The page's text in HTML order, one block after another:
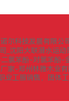
尔科技发展有限公
_沈阳大联潜水运动
氯苯酚-对氯苯酚-
家-郑州林雅木业有
工服销售，团体